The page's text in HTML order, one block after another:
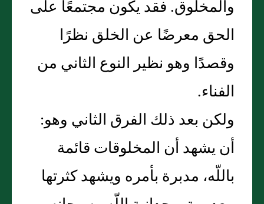
والمخلوق‏.‏ فقد يكون مجتمعًا على
الحق معرضًا عن الخلق نظرًا
وقصدًا وهو نظير النوع الثاني من
الفناء‏.‏
ولكن بعد ذلك الفرق الثاني وهو‏:‏
أن يشهد أن المخلوقات قائمة
باللّه، مدبرة بأمره ويشهد كثرتها